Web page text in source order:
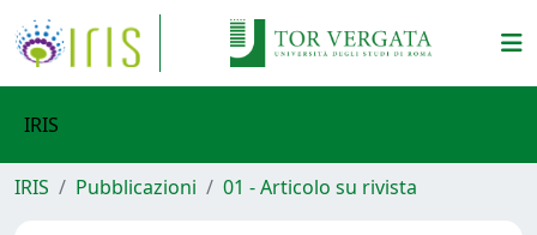
IRIS
IRIS Pubblicazioni 01 - Articolo su rivista